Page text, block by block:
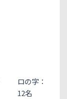
ロの字：
12名